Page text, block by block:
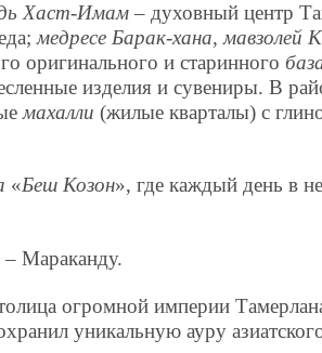
Хаст-Имам – духовный центр
медресе Барак-хана,
оригинального и старинного
изделия и сувениры. В
махалли (жилые кварталы) с
«Беш Козон», где каждый день в
Мараканду.
огромной империи
уникальную ауру